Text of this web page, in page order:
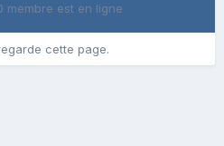
membre est en ligne
cette page.